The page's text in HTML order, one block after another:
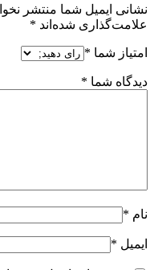
نشانی ایمیل شما منتشر
علامت‌گذاری شده‌اند *
امتیاز شما *
دیدگاه شما *
نام *
ایمیل *